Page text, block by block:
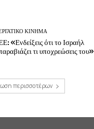
ΚΙΝΗΜΑ
«Ενδείξεις ότι το Ισραήλ
τι υποχρεώσεις του»
περισσοτέρων